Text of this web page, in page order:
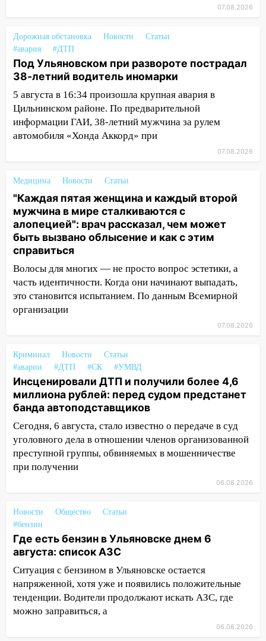
На проспекте Гая в Ульяновске
50-метровом участке
14:22 В Новом городе 8 августа пройдет
большой фестиваль «Наше время» с
мотофристайлом и концертом
«Мураками»
14:04 Жару смоет ливнями: прогноз
погоды в Ульяновской области на
выходные 8-9 августа
полицейские проведут акцию «Час
пассажира»
13:20 В Ульяновске за один день
обокрали женщину на пляже и
подростка в сквере
13:01 В Димитровграде мужчина
выбросил из машины страйкбольную
гранату: его задержали
12:34 На Ульяновскую область
надвигается сильнейшая непогода: град
12:31
Ульяновец хотел купить иномарку
из Европы и потерял 760 тысяч рублей
12:20 В Чердаклинском районе
столкнулись «Лада» и Chevrolet:
пострадал 14-летний подросток
12:00 Где есть бензин в Ульяновске 7
августа: список АЗС
11:38
полностью уничтожил дачный дом и
сарай
11:38 В Госдуме предложили отменить
ЕГЭ с 2027 года
11:25
В Ульяновске ИИ будет выявлять
07.08.2026
Дорожная обстановка Новости
Статьи
#авария
#ДТП
Под Ульяновском при развороте пострадал
38-летний водитель иномарки
5 августа в 16:34 произошла крупная авария в
Цильнинском районе. По предварительной
информации ГАИ, 38-летний мужчина за рулем
автомобиля «Хонда Аккорд» при
07.08.2026
Медицина Новости Статьи
"Каждая пятая женщина и каждый второй
мужчина в мире сталкиваются с
алопецией": врач рассказал, чем может
быть вызвано облысение и как с этим
справиться
Волосы для многих — не просто вопрос эстетики, а
часть идентичности. Когда они начинают выпадать,
это становится испытанием. По данным Всемирной
организации
07.08.2026
Криминал Новости
Статьи
#аварии
#ДТП #СК #УМВД
Инсценировали ДТП и получили более 4,6
миллиона рублей: перед судом предстанет
банда автоподставщиков
Сегодня, 6 августа, стало известно о передаче в суд
уголовного дела в отношении членов организованной
преступной группы, обвиняемых в мошенничестве
при получении
06.08.2026
Новости Общество
Статьи
#бензин
Где есть бензин в Ульяновске днем 6
августа: список АЗС
Ситуация с бензином в Ульяновске остается
напряженной, хотя уже и появились положительные
тенденции. Водители продолжают искать АЗС, где
можно заправиться, а
06.08.2026